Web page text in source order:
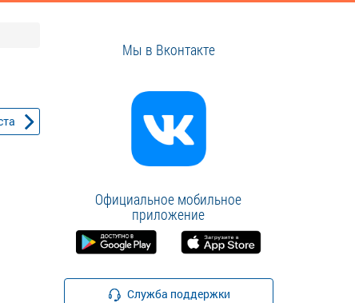
Мы в Вконтакте
Официальное мобильное
приложение
Служба поддержки